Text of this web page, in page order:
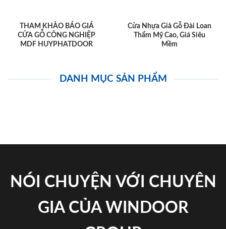
THAM KHẢO BÁO GIÁ
CỬA GỖ CÔNG NGHIỆP
MDF HUYPHATDOOR
Cửa Nhựa Giả Gỗ Đài Loan
Thẩm Mỹ Cao, Giá Siêu
Mềm
DANH MỤC SẢN PHẨM
NÓI CHUYỆN VỚI CHUYÊN
GIA CỦA WINDOOR